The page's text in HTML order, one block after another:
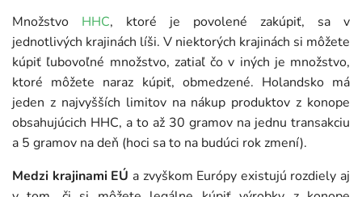
Množstvo HHC, ktoré je povolené zakúpiť, sa v
jednotlivých krajinách líši. V niektorých krajinách si môžete
kúpiť ľubovoľné množstvo, zatiaľ čo v iných je množstvo,
ktoré môžete naraz kúpiť, obmedzené. Holandsko má
jeden z najvyšších limitov na nákup produktov z konope
obsahujúcich HHC, a to až 30 gramov na jednu transakciu
a 5 gramov na deň (hoci sa to na budúci rok zmení).
Medzi krajinami EÚ a zvyškom Európy existujú rozdiely aj